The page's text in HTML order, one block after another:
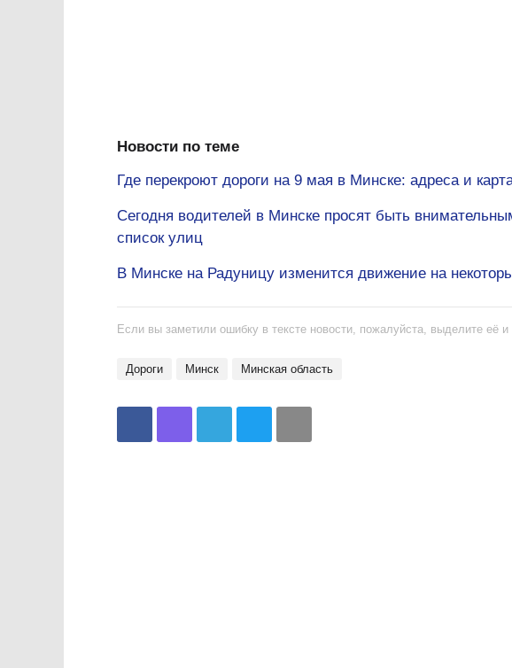
Новости по теме
Где перекроют дороги на 9 мая в Минске: адреса и
Сегодня водителей в Минске просят быть
список улиц
В Минске на Радуницу изменится движение на
Если вы заметили ошибку в тексте новости, пожалуйста, выделите её
дороги Минск Минская область